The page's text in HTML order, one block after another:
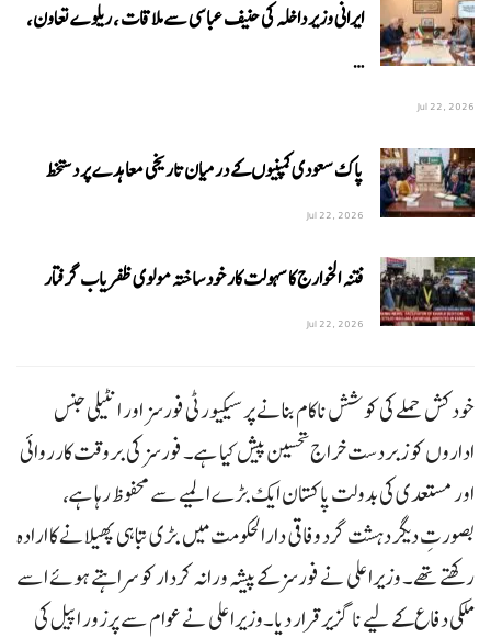
ایرانی وزیر داخلہ کی حنیف عباسی سے ملاقات ، ریلوے تعاون،
…
Jul 22, 2026
پاک سعودی کمپنیوں کے درمیان تاریخی معاہدے پر دستخط
Jul 22, 2026
فتنہ الخوارج کا سہولت کار خود ساختہ مولوی ظفریاب گرفتار
Jul 22, 2026
خودکش حملے کی کوشش ناکام بنانے پر سیکیورٹی فورسز اور انٹیلی جنس
اداروں کو زبردست خراجِ تحسین پیش کیا ہے۔ فورسز کی بروقت کارروائی
اور مستعدی کی بدولت پاکستان ایک بڑے المیے سے محفوظ رہا ہے،
بصورتِ دیگر دہشت گرد وفاقی دارالحکومت میں بڑی تباہی پھیلانے کا ارادہ
رکھتے تھے۔ وزیراعلی نے فورسز کے پیشہ ورانہ کردار کو سراہتے ہوئے اسے
ملکی دفاع کے لیے ناگزیر قرار دیا۔وزیراعلی نے عوام سے پرزور اپیل کی